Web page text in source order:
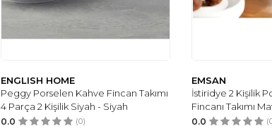
ENGLISH HOME
Peggy Porselen Kahve Fincan Takımı
4 Parça 2 Kişilik Siyah - Siyah
0.0 (0)
EMSAN
İstiridye 2 Kişilik
Fincanı Takımı
0.0